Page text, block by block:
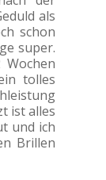
als
schon
super.
tolles
ist alles
und ich
Brillen